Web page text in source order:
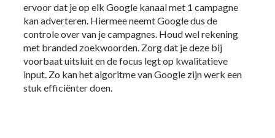
ervoor dat je op elk Google kanaal met 1 campagne
kan adverteren. Hiermee neemt Google dus de
controle over van je campagnes. Houd wel rekening
met branded zoekwoorden. Zorg dat je deze bij
voorbaat uitsluit en de focus legt op kwalitatieve
input. Zo kan het algoritme van Google zijn werk een
stuk efficiënter doen.